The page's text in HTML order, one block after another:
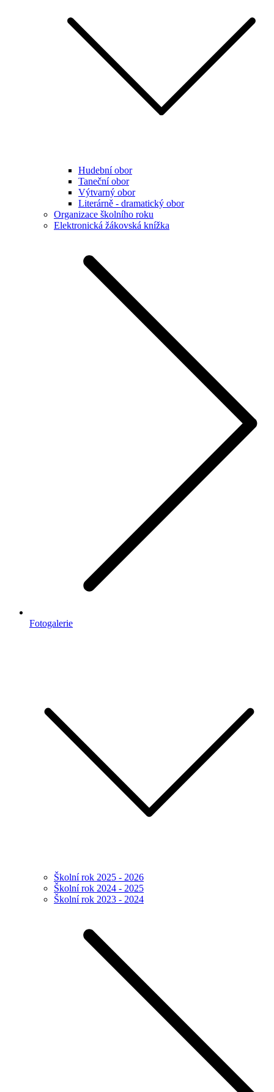
Hudební obor
Taneční obor
Výtvarný obor
Literárně - dramatický obor
Organizace školního roku
Elektronická žákovská knížka
Fotogalerie
Školní rok 2025 - 2026
Školní rok 2024 - 2025
Školní rok 2023 - 2024